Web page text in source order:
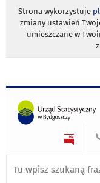
Strona wykorzystuje
zmiany ustawień
umieszczane w